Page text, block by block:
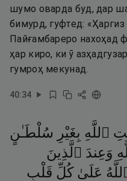
шумо оварда буд, дар
бимурд, гуфтед: «Ҳаргиз
Пайғамбареро нахоҳад
ҳар киро, ки ӯ
гумроҳ мекунад.
40:34
ٱللَّهِ بِغَيْرِ سُلْطَـٰنٍ
وَعِندَ ٱلَّذِينَ
عَلَىٰ كُلِّ قَلْبِ